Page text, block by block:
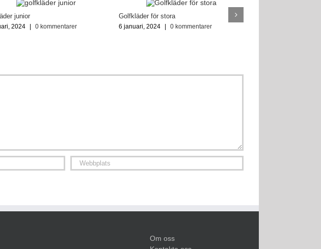
junior
2024 | 0 kommentarer
Golfkläder för stora
6 januari, 2024 | 0 kommentarer
Om oss